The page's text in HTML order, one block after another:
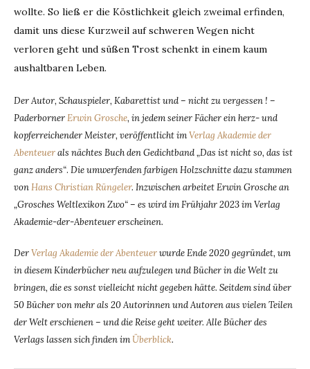
wollte. So ließ er die Köstlichkeit gleich zweimal erfinden,
damit uns diese Kurzweil auf schweren Wegen nicht
verloren geht und süßen Trost schenkt in einem kaum
aushaltbaren Leben.
Der Autor, Schauspieler, Kabarettist und – nicht zu vergessen ! –
PaderbornerErwin Grosche, in jedem seiner Fächer ein herz- und
kopferreichender Meister, veröffentlicht imVerlag Akademie der
Abenteuerals nächtes Buch den Gedichtband „Das ist nicht so, das ist
ganz anders“. Die umwerfenden farbigen Holzschnitte dazu stammen
vonHans Christian Rüngeler. Inzwischen arbeitet Erwin Grosche an
„Grosches Weltlexikon Zwo“ – es wird im Frühjahr 2023 im Verlag
Akademie-der-Abenteuer erscheinen.
DerVerlag Akademie der Abenteuerwurde Ende 2020 gegründet, um
in diesem Kinderbücher neu aufzulegen und Bücher in die Welt zu
bringen, die es sonst vielleicht nicht gegeben hätte. Seitdem sind über
50 Bücher von mehr als 20 Autorinnen und Autoren aus vielen Teilen
der Welt erschienen – und die Reise geht weiter. Alle Bücher des
Verlags lassen sich finden imÜberblick.